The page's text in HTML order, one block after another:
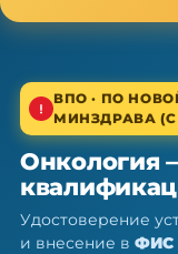
Высшее звено ·
Онкология
Очно
работы
ВПО · ПО
МИНЗДРАВА (С
Онкология
Удостоверение
и внесение в ФИС